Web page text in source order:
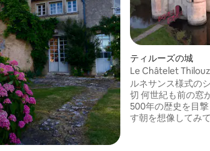
つ星の平均評価
ティルーズの城
Le Châtelet
ルネサンス様式の
切 何世紀も前の窓
500年の歴史を目
す朝を想像してみ